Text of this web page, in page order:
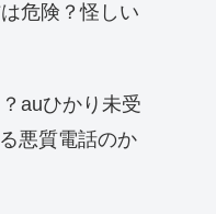
危険？怪しい
auひかり未受
悪質電話のか